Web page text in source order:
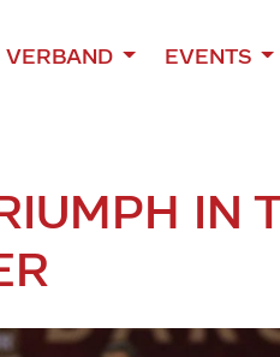
VERBAND EVENTS
IN